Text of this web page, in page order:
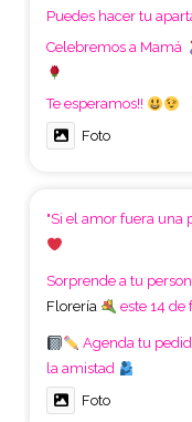
Puedes hacer tu
Celebremos a Mamá
Te esperamos!!
Foto
"Si el amor fuera una
Sorprende a tu
Florería
este 14 de
Agenda tu
la amistad
Foto